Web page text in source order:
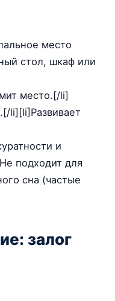
место
стол, шкаф или
место.[/li]
li][li]Развивает
и
подходит для
сна (частые
залог